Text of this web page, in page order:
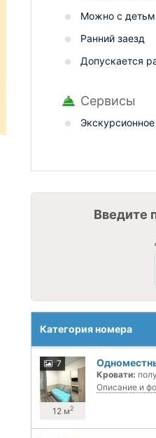
Можно с
Ранний заезд
Допускается
Сервисы
Введите
Категория номера
7
12 м2
Кровати:
Описание и